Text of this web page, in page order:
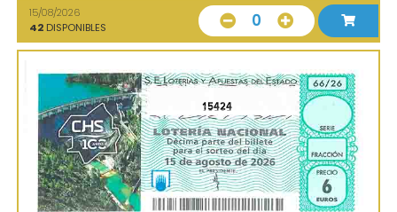
15/08/2026
42 DISPONIBLES 0
15424